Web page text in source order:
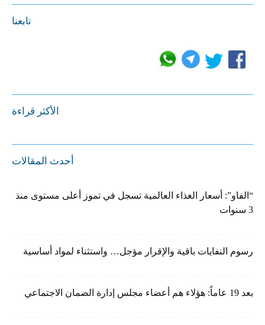
تابعنا
الأكثر قراءة
أحدث المقالات
“الفاو”: أسعار الغذاء العالمية تسجل في تموز أعلى مستوى منذ
3 سنوات
رسوم النفايات باقية والإقرار مؤجل… واستثناء لمواد أساسية
بعد 19 عاماً: هؤلاء هم أعضاء مجلس إدارة الضمان الاجتماعي